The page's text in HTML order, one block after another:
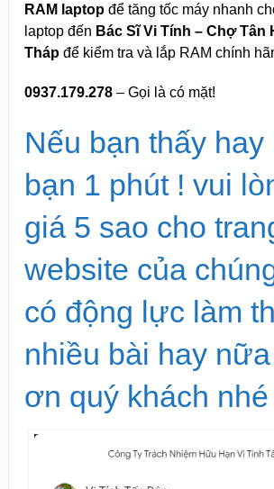
RAM laptopđể tăng tốc máy nhanh
laptop đến Bác Sĩ Vi Tính – Chợ Tân
Thápđể kiểm tra và lắp RAM chính
0937.179.278– Gọi là có mặt!
Nếu bạn thấy hay
bạn 1 phút ! vui
giá 5 sao cho
website của
có động lực làm
nhiều bài hay
ơn quý khách nhé